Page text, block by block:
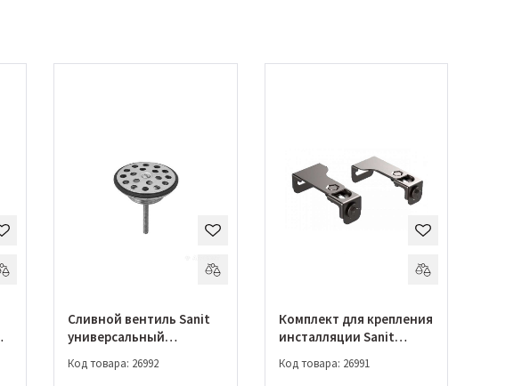
Сливной вентиль Sanit
универсальный
Код товара: 26992
Комплект для крепления
инсталляции Sanit
Код товара: 26991